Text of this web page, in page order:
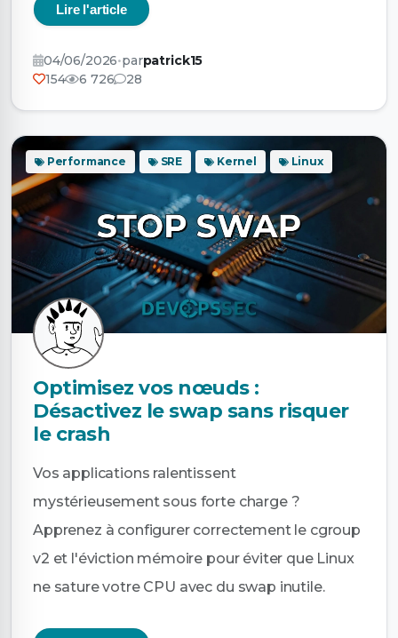
Lire l'article
04/06/2026•parpatrick15
154
6 726 28
Performance SRE Kernel Linux
Optimisez vos nœuds :
Désactivez le swap sans risquer
le crash
Vos applications ralentissent
mystérieusement sous forte charge ?
Apprenez à configurer correctement le cgroup
v2 et l'éviction mémoire pour éviter que Linux
ne sature votre CPU avec du swap inutile.